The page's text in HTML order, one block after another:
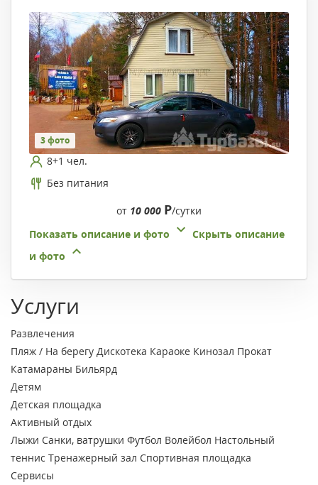
3 фото
8+1 чел.
Без питания
от 10 000 Р/сутки
Показать описание и фото
Скрыть описание
и фото
Услуги
Развлечения
Пляж / На берегу Дискотека Караоке Кинозал Прокат
Катамараны Бильярд
Детям
Детская площадка
Активный отдых
Лыжи Санки, ватрушки Футбол Волейбол Настольный
теннис Тренажерный зал Спортивная площадка
Сервисы